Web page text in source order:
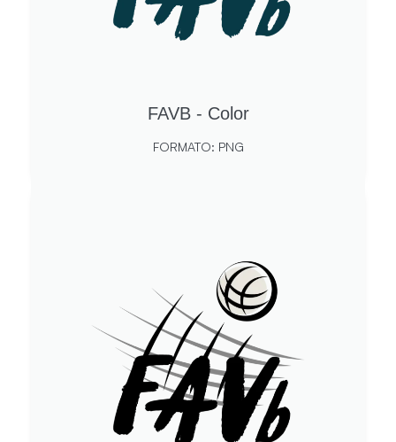
FAVB - Color
FORMATO: PNG